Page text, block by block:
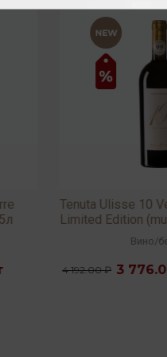
Tenuta Ulisse 10 Vendemmie
Limited Edition (multi vintage)
3 776.00 ₽ / бут